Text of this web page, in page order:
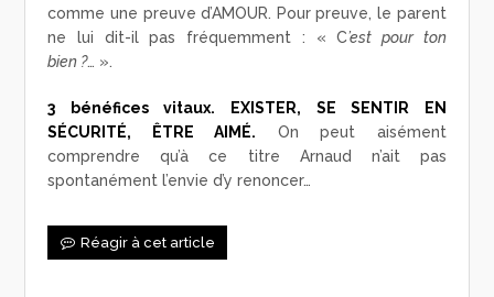
comme une preuve d’AMOUR. Pour preuve, le parent
ne lui dit-il pas fréquemment : « C’est pour ton
bien ?… ».
3 bénéfices vitaux. EXISTER, SE SENTIR EN
SÉCURITÉ, ÊTRE AIMÉ. On peut aisément
comprendre qu’à ce titre Arnaud n’ait pas
spontanément l’envie d’y renoncer…
Réagir à cet article